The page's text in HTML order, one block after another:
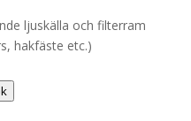
ljuskälla och filterram
hakfäste etc.)